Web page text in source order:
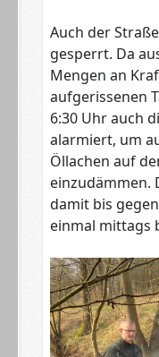
Auch der
gesperrt. Da
Mengen an
aufgerissenen
6:30 Uhr auch
alarmiert, um
Öllachen auf
einzudämmen.
damit bis
einmal mittags